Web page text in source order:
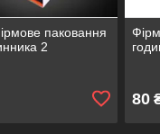
паковання
2
80